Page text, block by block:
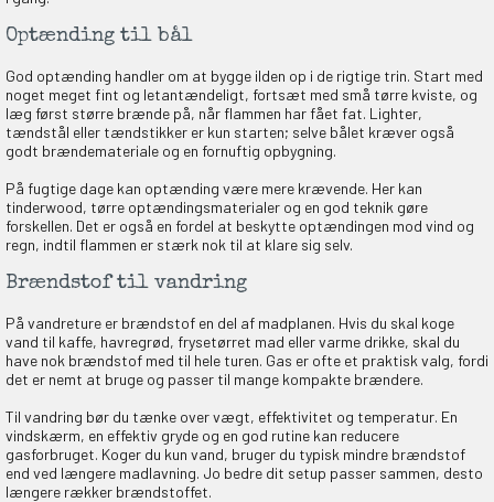
Optænding til bål
God optænding handler om at bygge ilden op i de rigtige trin. Start med
noget meget fint og letantændeligt, fortsæt med små tørre kviste, og
læg først større brænde på, når flammen har fået fat. Lighter,
tændstål eller tændstikker er kun starten; selve bålet kræver også
godt brændemateriale og en fornuftig opbygning.
På fugtige dage kan optænding være mere krævende. Her kan
tinderwood, tørre optændingsmaterialer og en god teknik gøre
forskellen. Det er også en fordel at beskytte optændingen mod vind og
regn, indtil flammen er stærk nok til at klare sig selv.
Brændstof til vandring
På vandreture er brændstof en del af madplanen. Hvis du skal koge
vand til kaffe, havregrød, frysetørret mad eller varme drikke, skal du
have nok brændstof med til hele turen. Gas er ofte et praktisk valg, fordi
det er nemt at bruge og passer til mange kompakte brændere.
Til vandring bør du tænke over vægt, effektivitet og temperatur. En
vindskærm, en effektiv gryde og en god rutine kan reducere
gasforbruget. Koger du kun vand, bruger du typisk mindre brændstof
end ved længere madlavning. Jo bedre dit setup passer sammen, desto
længere rækker brændstoffet.